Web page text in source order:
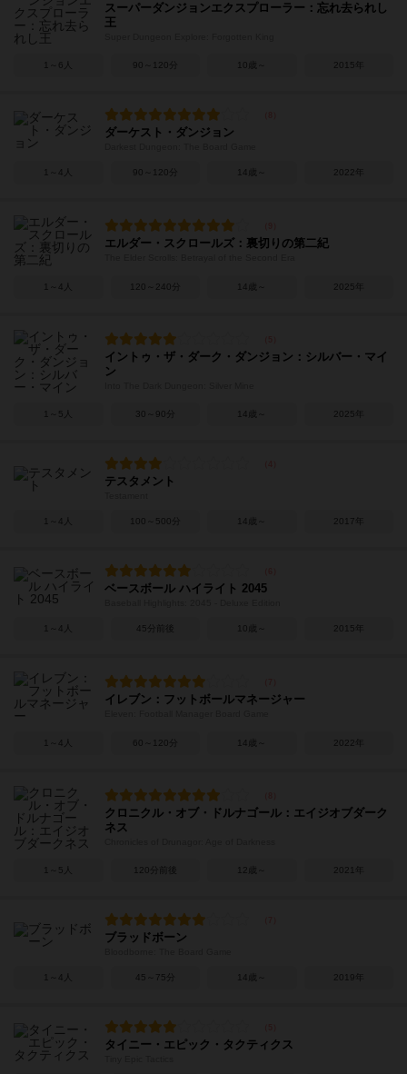
スーパーダンジョンエクスプローラー：忘れ去られし
王
1～6人 90～120分 10歳～ 2015年
ダーケスト・ダンジョン
1～4人 90～120分 14歳～ 2022年
エルダー・スクロールズ：裏切りの第二紀
1～4人 120～240分 14歳～ 2025年
イントゥ・ザ・ダーク・ダンジョン：シルバー・マイ
ン
1～5人 30～90分 14歳～ 2025年
テスタメント
1～4人 100～500分 14歳～ 2017年
ベースボール ハイライト 2045
1～4人 45分前後 10歳～ 2015年
イレブン：フットボールマネージャー
1～4人 60～120分 14歳～ 2022年
クロニクル・オブ・ドルナゴール：エイジオブダーク
ネス
1～5人 120分前後 12歳～ 2021年
ブラッドボーン
1～4人 45～75分 14歳～ 2019年
タイニー・エピック・タクティクス